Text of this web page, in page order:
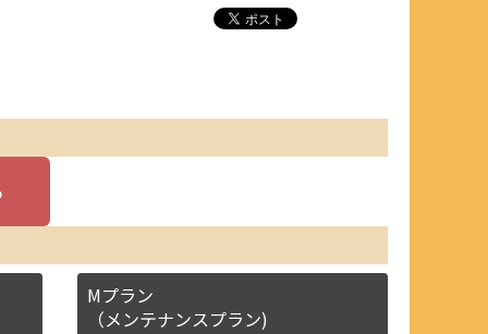
Mプラン
（メンテナンスプラン)